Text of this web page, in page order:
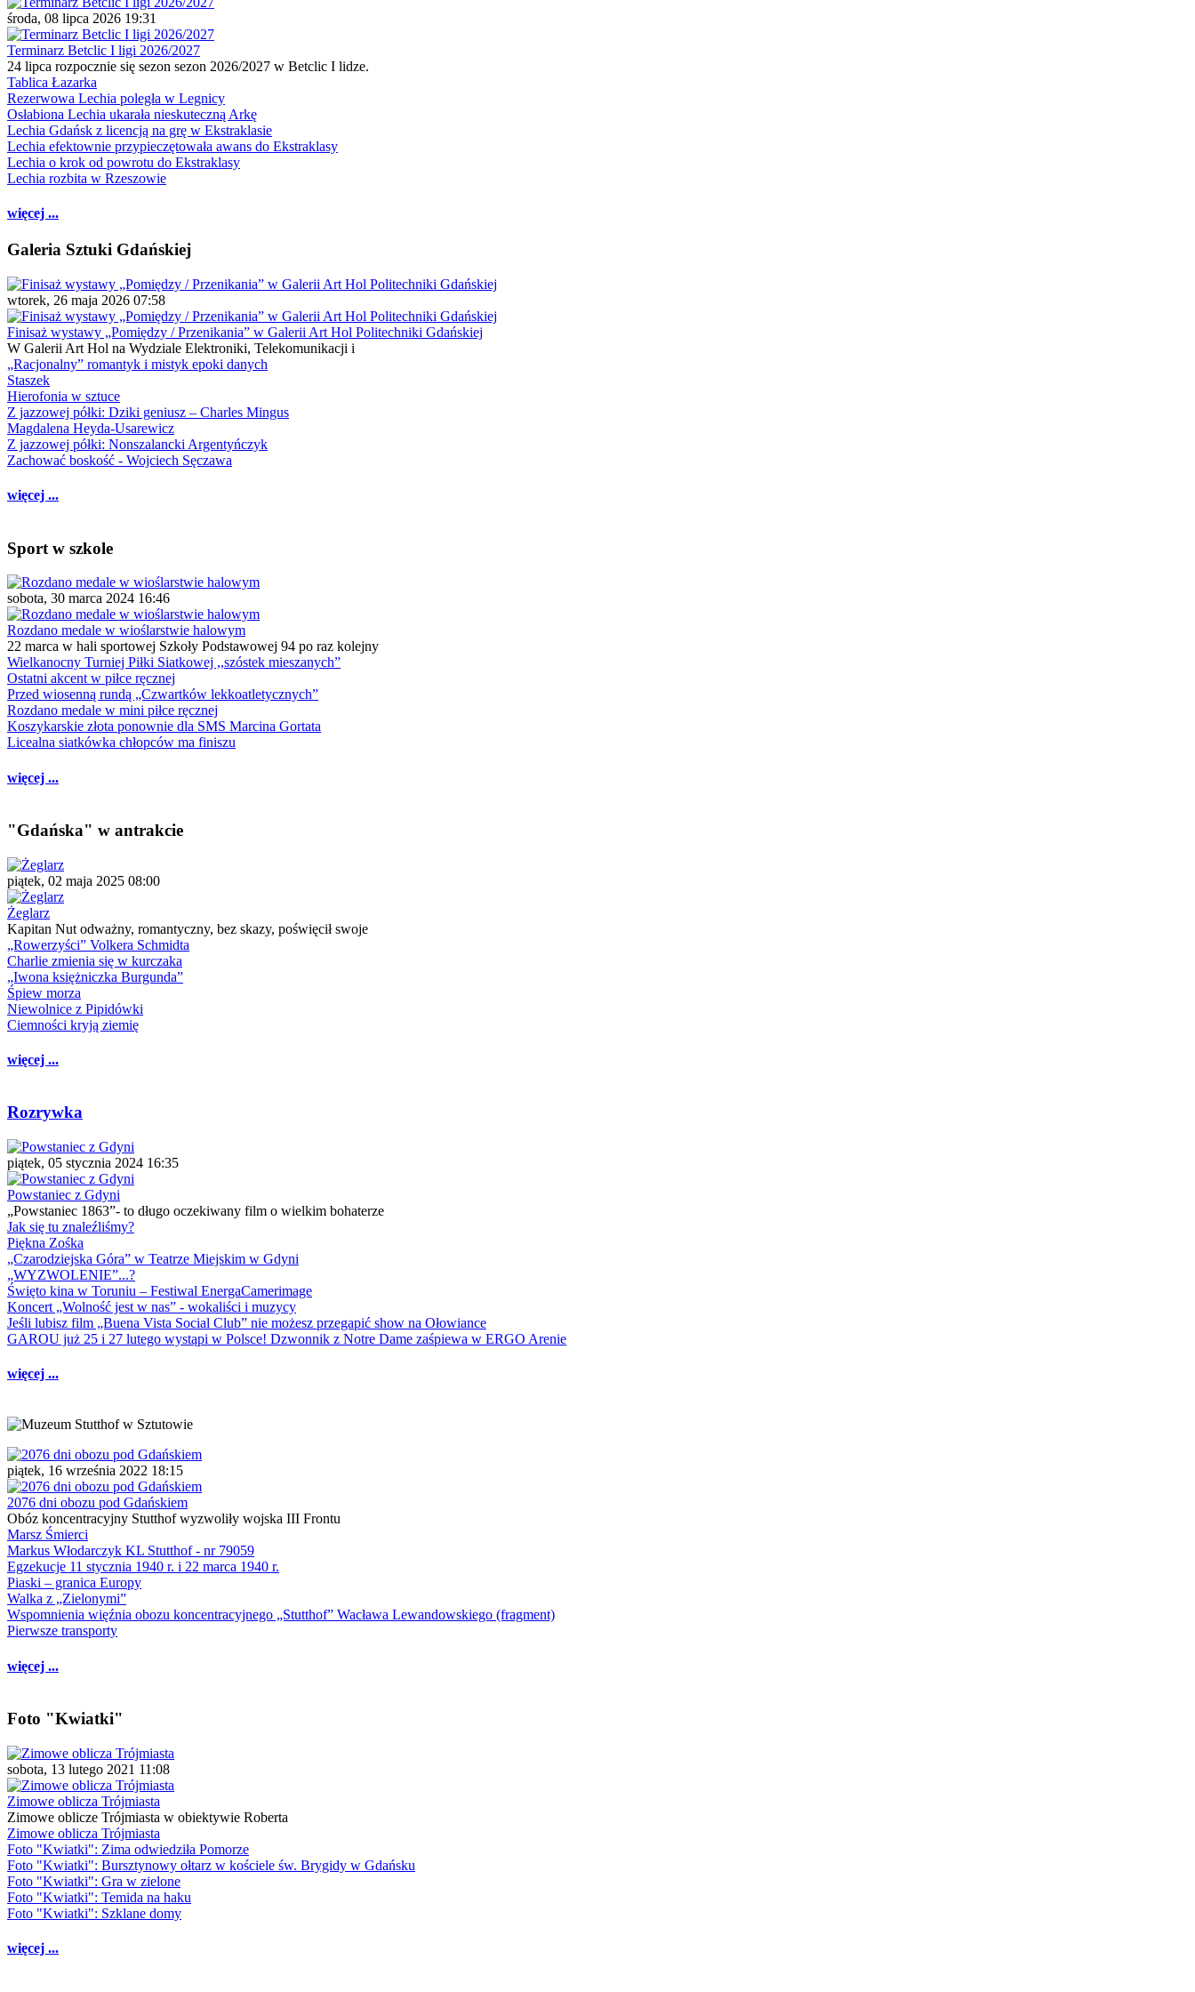
środa, 08 lipca 2026 19:31
Terminarz Betclic I ligi 2026/2027
24 lipca rozpocznie się sezon sezon 2026/2027 w Betclic I lidze.
Tablica Łazarka
Rezerwowa Lechia poległa w Legnicy
Osłabiona Lechia ukarała nieskuteczną Arkę
Lechia Gdańsk z licencją na grę w Ekstraklasie
Lechia efektownie przypieczętowała awans do Ekstraklasy
Lechia o krok od powrotu do Ekstraklasy
Lechia rozbita w Rzeszowie
więcej ...
Galeria Sztuki Gdańskiej
wtorek, 26 maja 2026 07:58
Finisaż wystawy „Pomiędzy / Przenikania” w Galerii Art Hol Politechniki Gdańskiej
W Galerii Art Hol na Wydziale Elektroniki, Telekomunikacji i
„Racjonalny” romantyk i mistyk epoki danych
Staszek
Hierofonia w sztuce
Z jazzowej półki: Dziki geniusz – Charles Mingus
Magdalena Heyda-Usarewicz
Z jazzowej półki: Nonszalancki Argentyńczyk
Zachować boskość - Wojciech Sęczawa
więcej ...
Sport w szkole
sobota, 30 marca 2024 16:46
Rozdano medale w wioślarstwie halowym
22 marca w hali sportowej Szkoły Podstawowej 94 po raz kolejny
Wielkanocny Turniej Piłki Siatkowej ,,szóstek mieszanych”
Ostatni akcent w piłce ręcznej
Przed wiosenną rundą „Czwartków lekkoatletycznych”
Rozdano medale w mini piłce ręcznej
Koszykarskie złota ponownie dla SMS Marcina Gortata
Licealna siatkówka chłopców ma finiszu
więcej ...
"Gdańska" w antrakcie
piątek, 02 maja 2025 08:00
Żeglarz
Kapitan Nut odważny, romantyczny, bez skazy, poświęcił swoje
„Rowerzyści” Volkera Schmidta
Charlie zmienia się w kurczaka
„Iwona księżniczka Burgunda”
Śpiew morza
Niewolnice z Pipidówki
Ciemności kryją ziemię
więcej ...
Rozrywka
piątek, 05 stycznia 2024 16:35
Powstaniec z Gdyni
„Powstaniec 1863”- to długo oczekiwany film o wielkim bohaterze
Jak się tu znaleźliśmy?
Piękna Zośka
„Czarodziejska Góra” w Teatrze Miejskim w Gdyni
„WYZWOLENIE”...?
Święto kina w Toruniu – Festiwal EnergaCamerimage
Koncert „Wolność jest w nas” - wokaliści i muzycy
Jeśli lubisz film „Buena Vista Social Club” nie możesz przegapić show na Ołowiance
GAROU już 25 i 27 lutego wystąpi w Polsce! Dzwonnik z Notre Dame zaśpiewa w ERGO Arenie
więcej ...
piątek, 16 września 2022 18:15
2076 dni obozu pod Gdańskiem
Obóz koncentracyjny Stutthof wyzwoliły wojska III Frontu
Marsz Śmierci
Markus Włodarczyk KL Stutthof - nr 79059
Egzekucje 11 stycznia 1940 r. i 22 marca 1940 r.
Piaski – granica Europy
Walka z „Zielonymi”
Wspomnienia więźnia obozu koncentracyjnego „Stutthof” Wacława Lewandowskiego (fragment)
Pierwsze transporty
więcej ...
Foto "Kwiatki"
sobota, 13 lutego 2021 11:08
Zimowe oblicza Trójmiasta
Zimowe oblicze Trójmiasta w obiektywie Roberta
Zimowe oblicza Trójmiasta
Foto "Kwiatki": Zima odwiedziła Pomorze
Foto "Kwiatki": Bursztynowy ołtarz w kościele św. Brygidy w Gdańsku
Foto "Kwiatki": Gra w zielone
Foto "Kwiatki": Temida na haku
Foto "Kwiatki": Szklane domy
więcej ...